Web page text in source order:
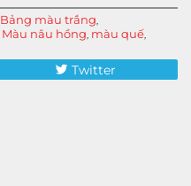
Bảng màu trắng,
Màu nâu hồng, màu quế,
Twitter